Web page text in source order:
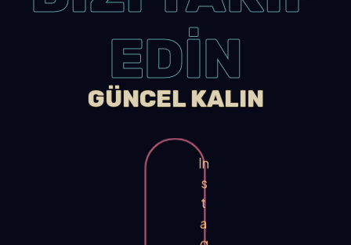
EDİN
GÜNCEL KALIN
t
a